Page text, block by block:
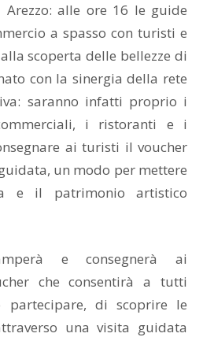
alle ore 16 le guide
a spasso con turisti e
scoperta delle bellezze di
con la sinergia della rete
saranno infatti proprio i
i ristoranti e i
ai turisti il voucher
un modo per mettere
e il patrimonio artistico
e consegnerà ai
che consentirà a tutti
partecipare, di scoprire le
una visita guidata